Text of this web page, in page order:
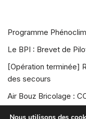
Programme Phénoclim
Le BPI : Brevet de
[Opération terminée]
des secours
Air Bouz Bricolage :
Air Bouz Rando Vol